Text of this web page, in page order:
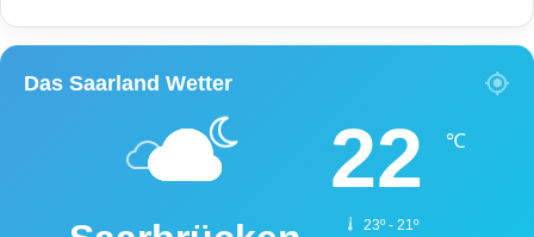
Das Saarland Wetter
22 ℃
23º - 21º